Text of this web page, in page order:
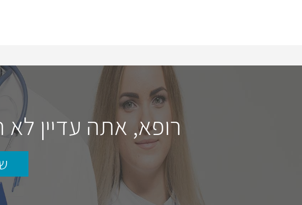
רופא, אתה עדיין